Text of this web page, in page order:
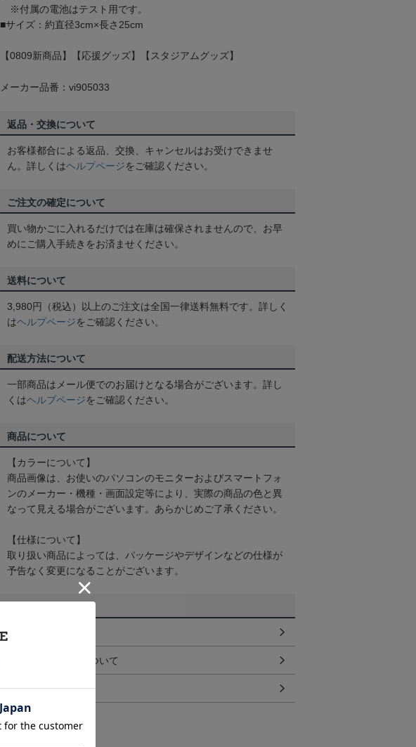
※付属の電池はテスト用です。
■サイズ：約直径3cm×長さ25cm
【0809新商品】【応援グッズ】【スタジアムグッズ】
メーカー品番：vi905033
返品・交換について
お客様都合による返品、交換、キャンセルはお受けできませ
ん。詳しくはヘルプページをご確認ください。
ご注文の確定について
買い物かごに入れるだけでは在庫は確保されませんので、お早
めにご購入手続きをお済ませください。
送料について
3,980円（税込）以上のご注文は全国一律送料無料です。詳しく
はヘルプページをご確認ください。
配送方法について
一部商品はメール便でのお届けとなる場合がございます。詳し
くはヘルプページをご確認ください。
商品について
【カラーについて】
商品画像は、お使いのパソコンのモニターおよびスマートフォ
ンのメーカー・機種・画面設定等により、実際の商品の色と異
なって見える場合がございます。あらかじめご了承ください。
【仕様について】
取り扱い商品によっては、パッケージやデザインなどの仕様が
予告なく変更になることがございます。
ギフト対応について
ヘルプページ